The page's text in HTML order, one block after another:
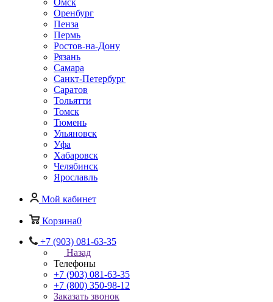
Омск
Оренбург
Пенза
Пермь
Ростов-на-Дону
Рязань
Самара
Санкт-Петербург
Саратов
Тольятти
Томск
Тюмень
Ульяновск
Уфа
Хабаровск
Челябинск
Ярославль
Мой кабинет
Корзина0
+7 (903) 081-63-35
Назад
Телефоны
+7 (903) 081-63-35
+7 (800) 350-98-12
Заказать звонок